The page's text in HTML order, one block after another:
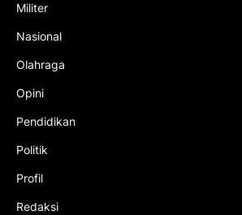
Militer
Nasional
Olahraga
Opini
Pendidikan
Politik
Profil
Redaksi